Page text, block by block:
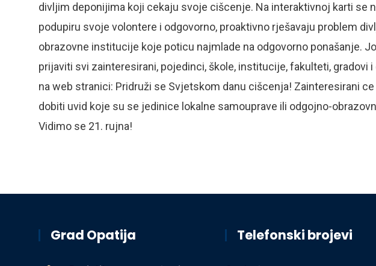
divljim deponijima koji cekaju svoje cišcenje. Na interaktivnoj karti se
podupiru svoje volontere i odgovorno, proaktivno rješavaju problem
obrazovne institucije koje poticu najmlade na odgovorno ponašanje.
prijaviti svi zainteresirani, pojedinci, škole, institucije, fakulteti, gradovi
na web stranici: Pridruži se Svjetskom danu cišcenja! Zainteresirani
dobiti uvid koje su se jedinice lokalne samouprave ili odgojno-
Vidimo se 21. rujna!
Grad Opatija Telefonski brojevi